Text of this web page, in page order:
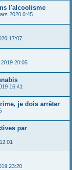
l'alcoolisme
2020 0:45
17:07
20:05
16:41
je dois arrêter
par
23:20